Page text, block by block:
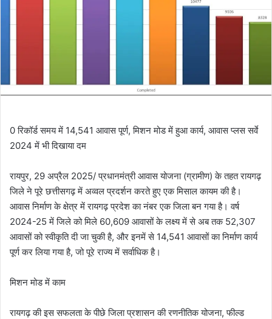
0 रिकॉर्ड समय में 14,541 आवास पूर्ण, मिशन मोड में हुआ कार्य, आवास प्लस सर्वे
2024 में भी दिखाया दम
रायपुर, 29 अप्रैल 2025/ प्रधानमंत्री आवास योजना (ग्रामीण) के तहत रायगढ़
जिले ने पूरे छत्तीसगढ़ में अव्वल प्रदर्शन करते हुए एक मिसाल कायम की है।
आवास निर्माण के क्षेत्र में रायगढ़ प्रदेश का नंबर एक जिला बन गया है। वर्ष
2024-25 में जिले को मिले 60,609 आवासों के लक्ष्य में से अब तक 52,307
आवासों को स्वीकृति दी जा चुकी है, और इनमें से 14,541 आवासों का निर्माण कार्य
पूर्ण कर लिया गया है, जो पूरे राज्य में सर्वाधिक है।
मिशन मोड में काम
रायगढ़ की इस सफलता के पीछे जिला प्रशासन की रणनीतिक योजना, फील्ड